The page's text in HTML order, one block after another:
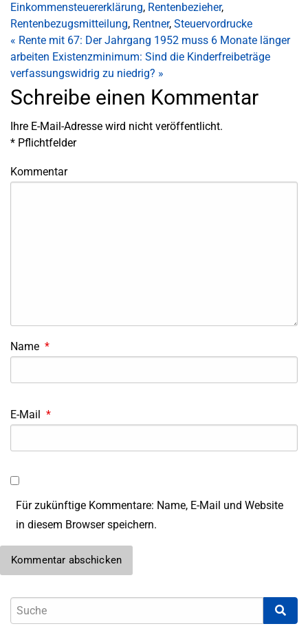
Einkommensteuererklärung, Rentenbezieher,
Rentenbezugsmitteilung, Rentner, Steuervordrucke
« Rente mit 67: Der Jahrgang 1952 muss 6 Monate länger
arbeiten Existenzminimum: Sind die Kinderfreibeträge
verfassungswidrig zu niedrig? »
Schreibe einen Kommentar
Ihre E-Mail-Adresse wird nicht veröffentlicht.
* Pflichtfelder
Kommentar
Name *
E-Mail *
Für zukünftige Kommentare: Name, E-Mail und Website
in diesem Browser speichern.